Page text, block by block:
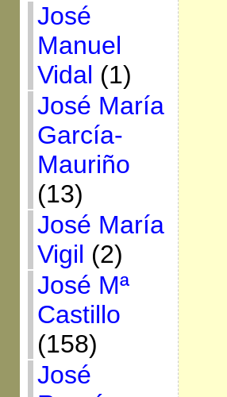
José
Manuel
Vidal (1)
José María
García-
Mauriño
(13)
José María
Vigil (2)
José Mª
Castillo
(158)
José